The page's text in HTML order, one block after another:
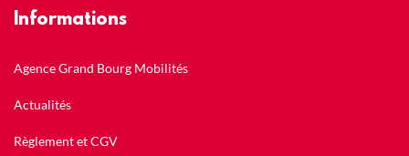
Informations
Agence Grand Bourg Mobilités
Actualités
Règlement et CGV